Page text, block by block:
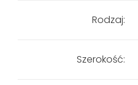
Rodzaj:
Szerokość: